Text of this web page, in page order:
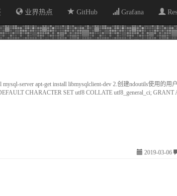
业界热点 GitHub Grafana
mysql-server apt-get install libmysqlclient-dev 2.创建ndoutils使用的用
CHARACTER SET utf8 COLLATE utf8_general_ci; GRANT
2019-03-06